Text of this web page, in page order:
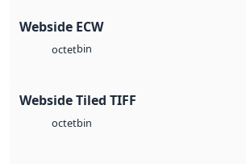
Webside ECW
octetbin
Webside Tiled TIFF
octetbin